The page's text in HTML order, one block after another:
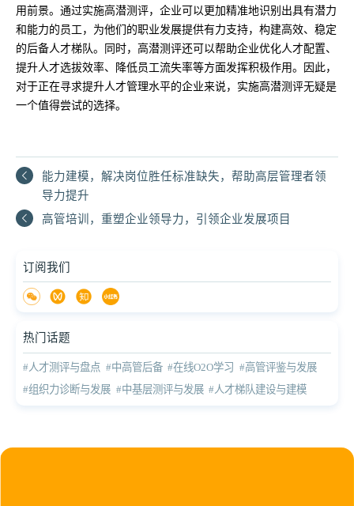
用前景。通过实施高潜测评，企业可以更加精准地识别出具有潜力
和能力的员工，为他们的职业发展提供有力支持，构建高效、稳定
的后备人才梯队。同时，高潜测评还可以帮助企业优化人才配置、
提升人才选拔效率、降低员工流失率等方面发挥积极作用。因此，
对于正在寻求提升人才管理水平的企业来说，实施高潜测评无疑是
一个值得尝试的选择。
能力建模，解决岗位胜任标准缺失，帮助高层管理者领
导力提升
高管培训，重塑企业领导力，引领企业发展项目
订阅我们
热门话题
#人才测评与盘点 #中高管后备 #在线O2O学习 #高管评鉴与发展
#组织力诊断与发展 #中基层测评与发展 #人才梯队建设与建模